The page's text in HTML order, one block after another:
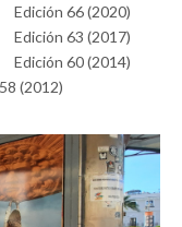
Edición 66 (2020)
Edición 63 (2017)
Edición 60 (2014)
(2012)